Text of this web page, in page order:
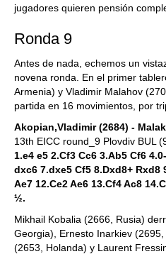
jugadores quieren pensión
Ronda 9
Antes de nada, echemos un
novena ronda. En el primer
Armenia) y Vladimir Malahov
partida en 16 movimientos, por
Akopian,Vladimir (2684) -
13th EICC round_9 Plovdiv BUL
1.e4 e5 2.Cf3 Cc6 3.Ab5 Cf6
dxc6 7.dxe5 Cf5 8.Dxd8+ Rxd8
Ae7 12.Ce2 Ae6 13.Cf4 Ac8
½.
Mikhail Kobalia (2666, Rusia)
Georgia), Ernesto Inarkiev
(2653, Holanda) y Laurent